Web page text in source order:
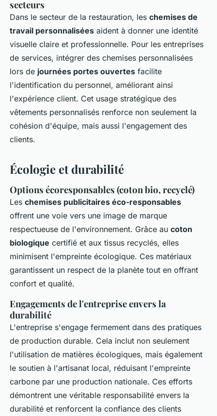
secteurs
Dans le secteur de la restauration, les chemises de
travail personnalisées aident à donner une identité
visuelle claire et professionnelle. Pour les entreprises
de services, intégrer des chemises personnalisées
lors de journées portes ouvertes facilite
l'identification du personnel, améliorant ainsi
l'expérience client. Cet usage stratégique des
vêtements personnalisés renforce non seulement la
cohésion d'équipe, mais aussi l'engagement des
clients.
Écologie et durabilité
Options écoresponsables (coton bio, recyclé)
Les chemises publicitaires éco-responsables
offrent une voie vers une image de marque
respectueuse de l'environnement. Grâce au coton
biologique certifié et aux tissus recyclés, elles
minimisent l'empreinte écologique. Ces matériaux
garantissent un respect de la planète tout en offrant
confort et qualité.
Engagements de l'entreprise envers la
durabilité
L'entreprise s'engage fermement dans des pratiques
de production durable. Cela inclut non seulement
l'utilisation de matières écologiques, mais également
le soutien à l'artisanat local, réduisant l'empreinte
carbone par une production nationale. Ces efforts
démontrent une véritable responsabilité envers la
durabilité et renforcent la confiance des clients